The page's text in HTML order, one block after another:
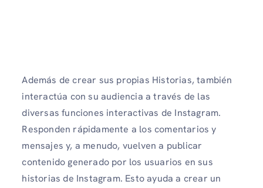
Además de crear sus propias Historias, también
interactúa con su audiencia a través de las
diversas funciones interactivas de Instagram.
Responden rápidamente a los comentarios y
mensajes y, a menudo, vuelven a publicar
contenido generado por los usuarios en sus
historias de Instagram. Esto ayuda a crear un